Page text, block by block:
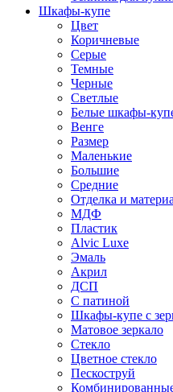
Шкафы-купе
Цвет
Коричневые
Серые
Темные
Черные
Светлые
Белые шкафы-
Венге
Размер
Маленькие
Большие
Средние
Отделка и
МДФ
Пластик
Alvic Luxe
Эмаль
Акрил
ДСП
С патиной
Шкафы-купе с
Матовое зеркало
Стекло
Цветное стекло
Пескоструй